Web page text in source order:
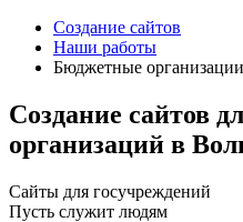
Создание сайтов
Наши работы
Бюджетные организации
Создание сайтов
организаций в
Сайты для госучреждений
Пусть служит людям